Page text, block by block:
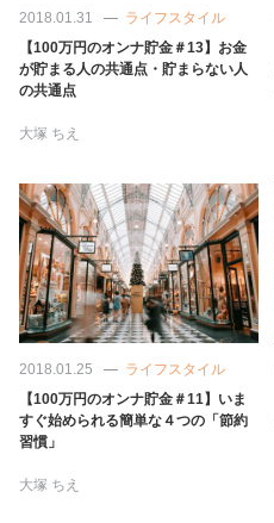
2018.01.31
ライフスタイル
【100万円のオンナ貯金＃13】お金
が貯まる人の共通点・貯まらない人
の共通点
大塚 ちえ
2018.01.25
ライフスタイル
【100万円のオンナ貯金＃11】いま
すぐ始められる簡単な４つの「節約
習慣」
大塚 ちえ